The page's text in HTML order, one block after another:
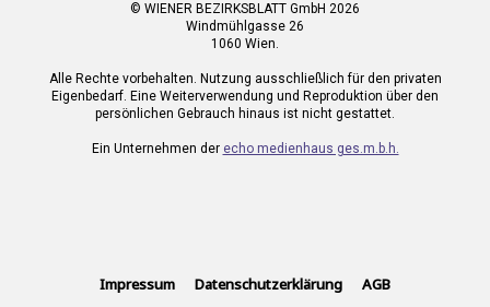
© WIENER BEZIRKSBLATT GmbH 2026
Windmühlgasse 26
1060 Wien.
Alle Rechte vorbehalten. Nutzung ausschließlich für den privaten
Eigenbedarf. Eine Weiterverwendung und Reproduktion über den
persönlichen Gebrauch hinaus ist nicht gestattet.
Ein Unternehmen der echo medienhaus ges.m.b.h.
Impressum Datenschutzerklärung AGB